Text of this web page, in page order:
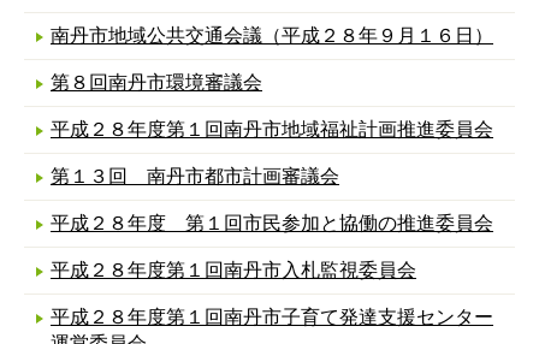
南丹市地域公共交通会議（平成２８年９月１６日）
第８回南丹市環境審議会
平成２８年度第１回南丹市地域福祉計画推進委員会
第１３回 南丹市都市計画審議会
平成２８年度 第１回市民参加と協働の推進委員会
平成２８年度第１回南丹市入札監視委員会
平成２８年度第１回南丹市子育て発達支援センター